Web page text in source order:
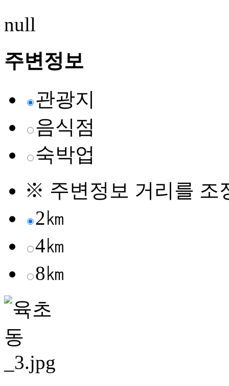
null
주변정보
관광지
음식점
숙박업
※ 주변정보 거리를 조
2㎞
4㎞
8㎞